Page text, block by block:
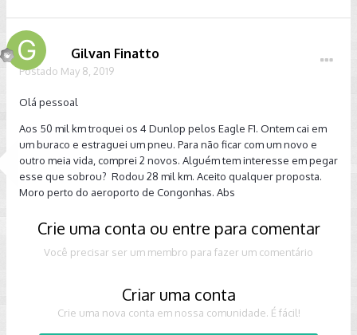
Gilvan Finatto
Postado May 8, 2019
Olá pessoal
Aos 50 mil km troquei os 4 Dunlop pelos Eagle F1. Ontem cai em
um buraco e estraguei um pneu. Para não ficar com um novo e
outro meia vida, comprei 2 novos. Alguém tem interesse em pegar
esse que sobrou? Rodou 28 mil km. Aceito qualquer proposta.
Moro perto do aeroporto de Congonhas. Abs
Crie uma conta ou entre para comentar
Você precisar ser um membro para fazer um comentário
Criar uma conta
Crie uma nova conta em nossa comunidade. É fácil!